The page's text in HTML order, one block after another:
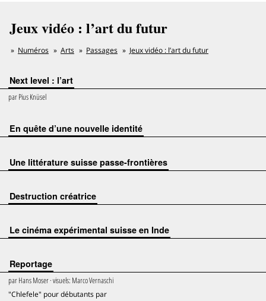
Jeux vidéo : l’art du futur
Numéros Arts Passages Jeux vidéo : l’art du futur
Next level : l’art
parPius Knüsel
En quête d’une nouvelle identité
Une littérature suisse passe-frontières
Destruction créatrice
Le cinéma expérimental suisse en Inde
Reportage
parHans Moser· visuels: Marco Vernaschi
"Chlefele" pour débutants par